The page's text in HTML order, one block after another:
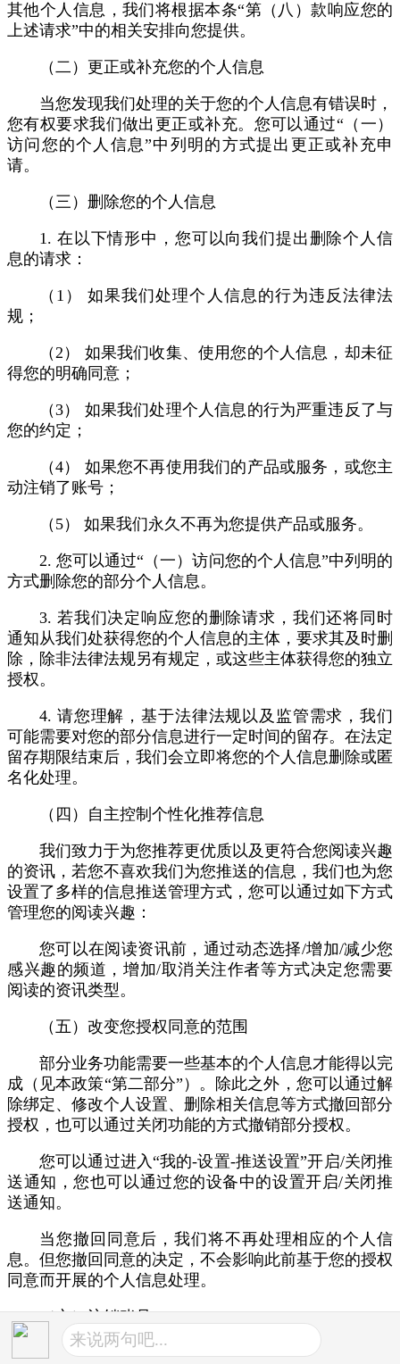
其他个人信息，我们将根据本条“第（八）款响应您的
上述请求”中的相关安排向您提供。
（二）更正或补充您的个人信息
当您发现我们处理的关于您的个人信息有错误时，
您有权要求我们做出更正或补充。您可以通过“（一）
访问您的个人信息”中列明的方式提出更正或补充申
请。
（三）删除您的个人信息
1. 在以下情形中，您可以向我们提出删除个人信
息的请求：
（1） 如果我们处理个人信息的行为违反法律法
规；
（2） 如果我们收集、使用您的个人信息，却未征
得您的明确同意；
（3） 如果我们处理个人信息的行为严重违反了与
您的约定；
（4） 如果您不再使用我们的产品或服务，或您主
动注销了账号；
（5） 如果我们永久不再为您提供产品或服务。
2. 您可以通过“（一）访问您的个人信息”中列明的
方式删除您的部分个人信息。
3. 若我们决定响应您的删除请求，我们还将同时
通知从我们处获得您的个人信息的主体，要求其及时删
除，除非法律法规另有规定，或这些主体获得您的独立
授权。
4. 请您理解，基于法律法规以及监管需求，我们
可能需要对您的部分信息进行一定时间的留存。在法定
留存期限结束后，我们会立即将您的个人信息删除或匿
名化处理。
（四）自主控制个性化推荐信息
我们致力于为您推荐更优质以及更符合您阅读兴趣
的资讯，若您不喜欢我们为您推送的信息，我们也为您
设置了多样的信息推送管理方式，您可以通过如下方式
管理您的阅读兴趣：
您可以在阅读资讯前，通过动态选择/增加/减少您
感兴趣的频道，增加/取消关注作者等方式决定您需要
阅读的资讯类型。
（五）改变您授权同意的范围
部分业务功能需要一些基本的个人信息才能得以完
成（见本政策“第二部分”）。除此之外，您可以通过解
除绑定、修改个人设置、删除相关信息等方式撤回部分
授权，也可以通过关闭功能的方式撤销部分授权。
您可以通过进入“我的-设置-推送设置”开启/关闭推
送通知，您也可以通过您的设备中的设置开启/关闭推
送通知。
当您撤回同意后，我们将不再处理相应的个人信
息。但您撤回同意的决定，不会影响此前基于您的授权
同意而开展的个人信息处理。
（六）注销账号
1. 您可以自行在“个人中心--账号注销”，进入账号
来说两句吧...